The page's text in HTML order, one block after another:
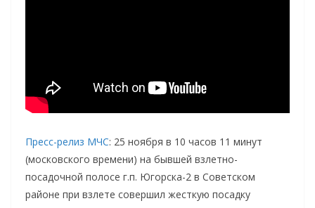
Пресс-релиз МЧС: 25 ноября в 10 часов 11 минут
(московского времени) на бывшей взлетно-
посадочной полосе г.п. Югорска-2 в Советском
районе при взлете совершил жесткую посадку